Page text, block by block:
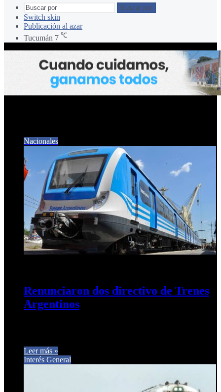
Buscar por
Switch skin
Publicación al azar
Tucumán 7 ℃
Nacionales
Renunciaron dos directivo de Trenes
Argentinos
Leer más »
Interés General